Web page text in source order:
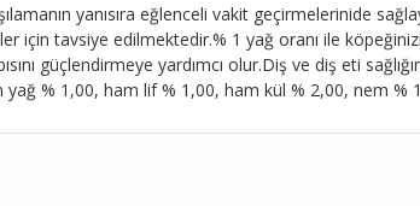
yanısıra eğlenceli vakit geçirmelerinide
için tavsiye edilmektedir.% 1 yağ oranı ile
güçlendirmeye yardımcı olur.Diş ve diş eti
% 1,00, ham lif % 1,00, ham kül % 2,00, nem %